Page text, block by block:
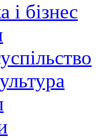
і бізнес